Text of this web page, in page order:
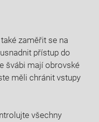
zaměřit se na
přístup do⁢
švábi mají⁢ obrovské
měli chránit vstupy
všechny